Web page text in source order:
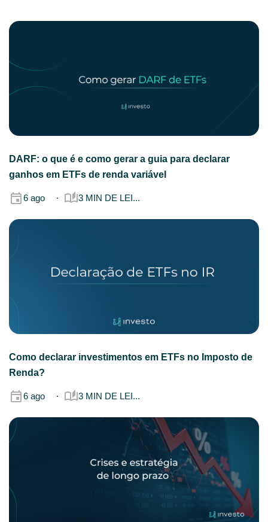
DARF: o que é e como gerar a guia para declarar
ganhos em ETFs de renda variável
6 ago 3 MIN DE LEI...
Como declarar investimentos em ETFs no Imposto de
Renda?
6 ago 3 MIN DE LEI...